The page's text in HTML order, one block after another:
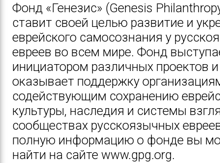
Фонд «Генезис» (Genesis
ставит своей целью развитие и
еврейского самосознания у
евреев во всем мире. Фонд
инициатором различных проектов и
оказывает поддержку
содействующим сохранению
культуры, наследия и системы
сообществах русскоязычных
полную информацию о фонде вы
найти на сайте www.gpg.org.